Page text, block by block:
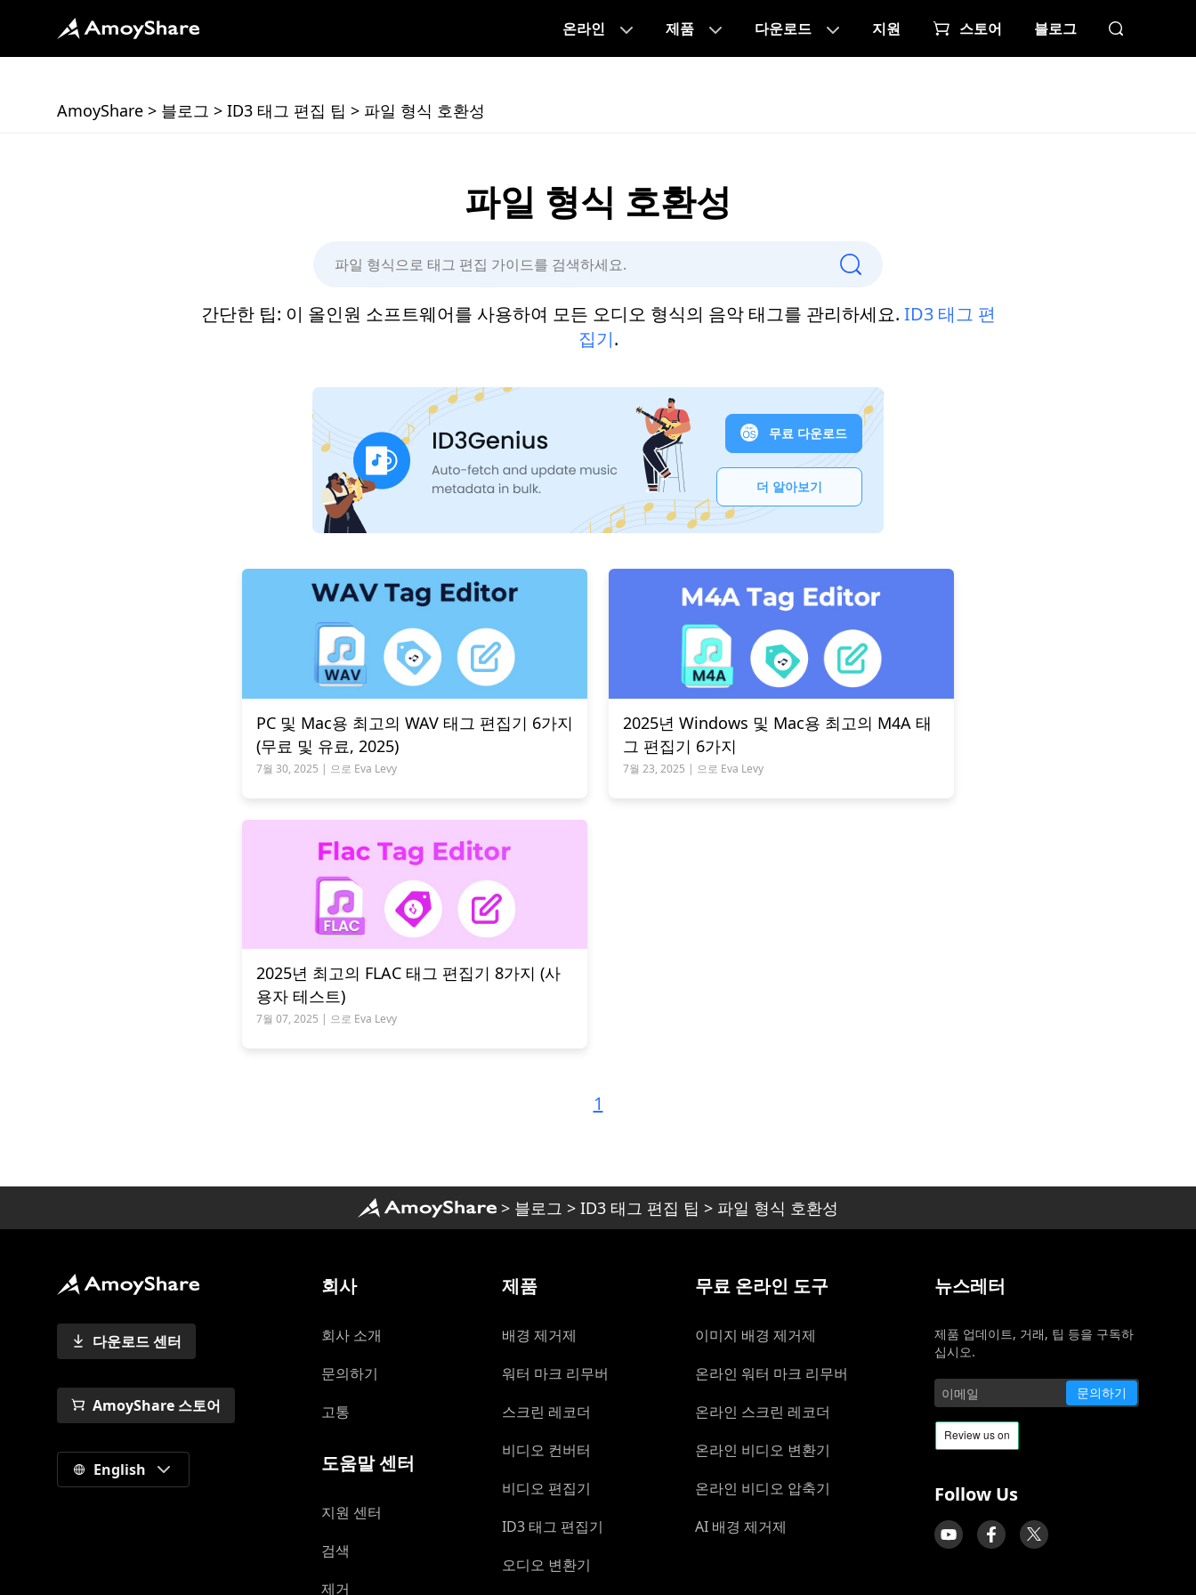
온라인 제품 다운로드 지원 스토어 블로그
AmoyShare > 블로그 > ID3 태그 편집 팁 > 파일 형식 호환성
파일 형식 호환성
간단한 팁: 이 올인원 소프트웨어를 사용하여 모든 오디오 형식의 음악 태그를 관리하세요. ID3 태그 편
집기.
무료 다운로드
더 알아보기
PC 및 Mac용 최고의 WAV 태그 편집기 6가지
(무료 및 유료, 2025)
7월 30, 2025 | 으로 Eva Levy
2025년 Windows 및 Mac용 최고의 M4A 태
그 편집기 6가지
7월 23, 2025 | 으로 Eva Levy
2025년 최고의 FLAC 태그 편집기 8가지 (사
용자 테스트)
7월 07, 2025 | 으로 Eva Levy
1
> 블로그 > ID3 태그 편집 팁 > 파일 형식 호환성
다운로드 센터
AmoyShare 스토어
English
회사
회사 소개
문의하기
고통
도움말 센터
지원 센터
검색
제거
제품
배경 제거제
워터 마크 리무버
스크린 레코더
비디오 컨버터
비디오 편집기
ID3 태그 편집기
오디오 변환기
무료 온라인 도구
이미지 배경 제거제
온라인 워터 마크 리무버
온라인 스크린 레코더
온라인 비디오 변환기
온라인 비디오 압축기
AI 배경 제거제
뉴스레터
제품 업데이트, 거래, 팁 등을 구독하
십시오.
문의하기
Follow Us